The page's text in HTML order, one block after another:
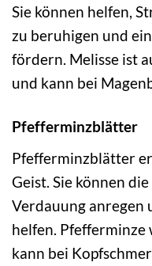
Sie können helfen,
zu beruhigen und
fördern. Melisse ist
und kann bei
Pfefferminzblätter
Pfefferminzblätter
Geist. Sie können
Verdauung anregen
helfen.
kann bei